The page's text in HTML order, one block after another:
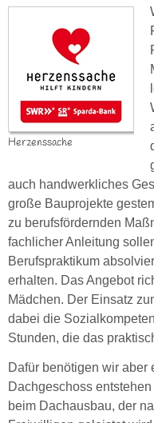
Herzenssache
auch handwerkliches
große Bauprojekte
zu berufsfördernden
fachlicher Anleitung
Berufspraktikum
erhalten. Das Angebot
Mädchen. Der Einsatz
dabei die
Stunden, die das
Dafür benötigen wir aber
Dachgeschoss
beim Dachausbau, der